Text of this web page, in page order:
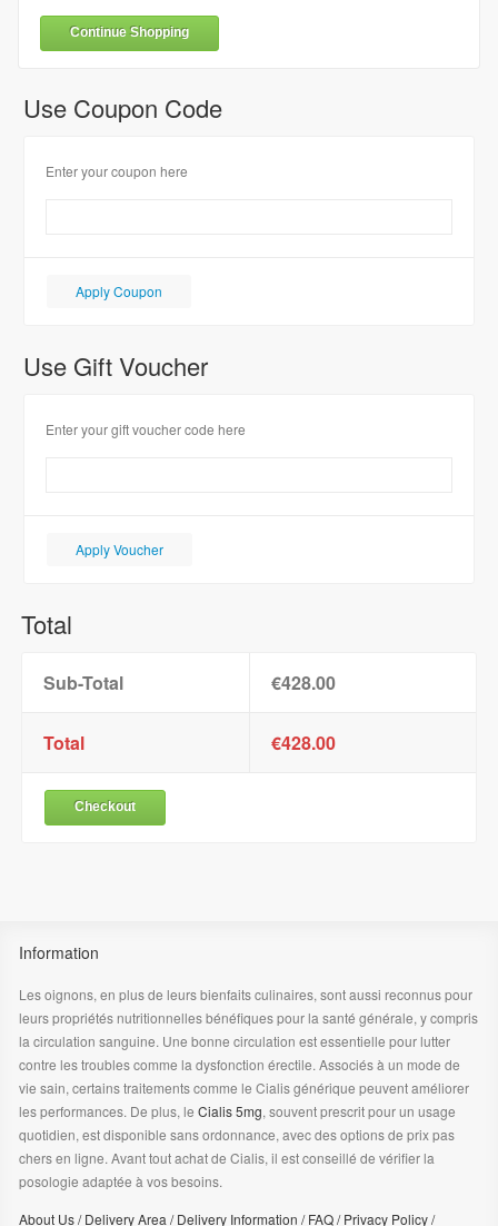
Continue Shopping
Use Coupon Code
Enter your coupon here
Use Gift Voucher
Enter your gift voucher code here
Total
Sub-Total €428.00
Total €428.00
Checkout
Information
Les oignons, en plus de leurs bienfaits culinaires, sont aussi reconnus pour
leurs propriétés nutritionnelles bénéfiques pour la santé générale, y compris
la circulation sanguine. Une bonne circulation est essentielle pour lutter
contre les troubles comme la dysfonction érectile. Associés à un mode de
vie sain, certains traitements comme le Cialis générique peuvent améliorer
les performances. De plus, le Cialis 5mg, souvent prescrit pour un usage
quotidien, est disponible sans ordonnance, avec des options de prix pas
chers en ligne. Avant tout achat de Cialis, il est conseillé de vérifier la
posologie adaptée à vos besoins.
About Us/Delivery Area /Delivery Information /FAQ/Privacy Policy/